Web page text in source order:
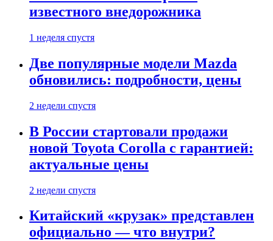
известного внедорожника
1 неделя спустя
Две популярные модели Mazda
обновились: подробности, цены
2 недели спустя
В России стартовали продажи
новой Toyota Corolla с гарантией:
актуальные цены
2 недели спустя
Китайский «крузак» представлен
официально — что внутри?